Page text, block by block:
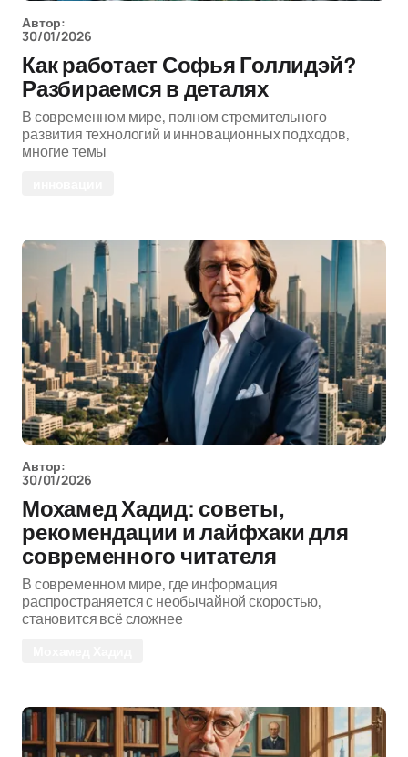
Автор:
30/01/2026
Как работает Софья Голлидэй?
Разбираемся в деталях
В современном мире, полном стремительного
развития технологий и инновационных подходов,
многие темы
Автор:
30/01/2026
Мохамед Хадид: советы,
рекомендации и лайфхаки для
современного читателя
В современном мире, где информация
распространяется с необычайной скоростью,
становится всё сложнее